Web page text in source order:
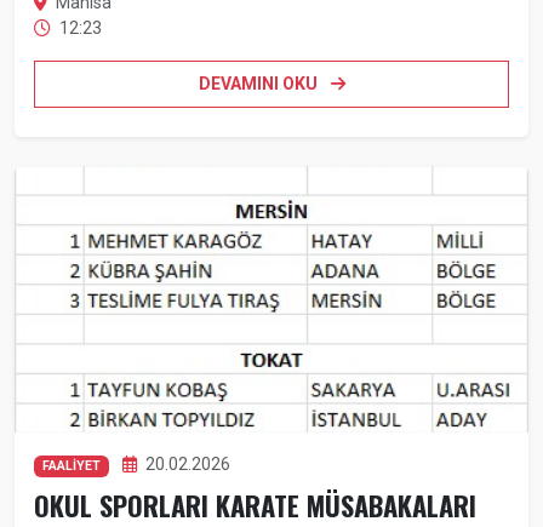
12:23
DEVAMINI OKU
FAALİYET 20.02.2026
OKUL SPORLARI KARATE MÜSABAKALARI